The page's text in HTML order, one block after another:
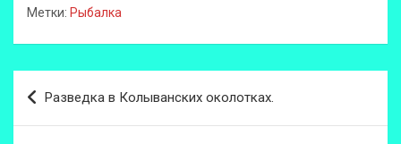
Метки: Рыбалка
Навигация
по
Разведка в Колыванских околотках.